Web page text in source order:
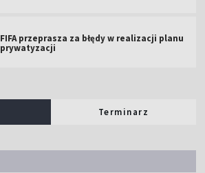
FIFA przeprasza za błędy w realizacji planu
prywatyzacji
Terminarz